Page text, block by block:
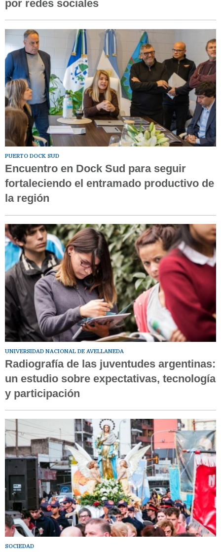
por redes sociales
PUERTO DOCK SUD
Encuentro en Dock Sud para seguir
fortaleciendo el entramado productivo de
la región
UNIVERSIDAD NACIONAL DE AVELLANEDA
Radiografía de las juventudes argentinas:
un estudio sobre expectativas, tecnología
y participación
SOCIEDAD